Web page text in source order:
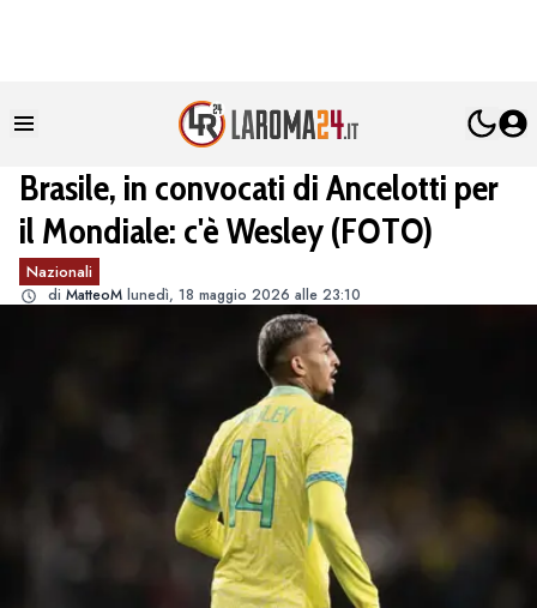
Brasile, in convocati di Ancelotti per
il Mondiale: c'è Wesley (FOTO)
Nazionali
di MatteoM lunedì, 18 maggio 2026 alle 23:10